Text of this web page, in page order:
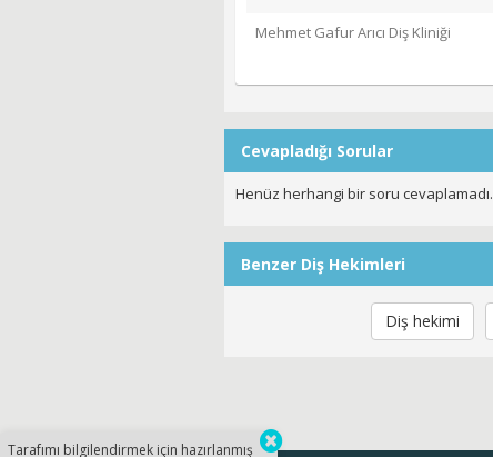
Mehmet Gafur Arıcı Diş Kliniği
Cevapladığı Sorular
Henüz herhangi bir soru cevaplamadı.
Benzer Diş Hekimleri
Diş hekimi
Tarafımı bilgilendirmek için hazırlanmış